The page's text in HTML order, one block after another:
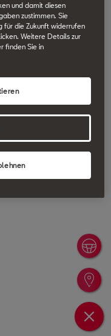
und damit diesen
zustimmen. Sie
für die Zukunft widerrufen
Weitere Details zur
finden Sie in